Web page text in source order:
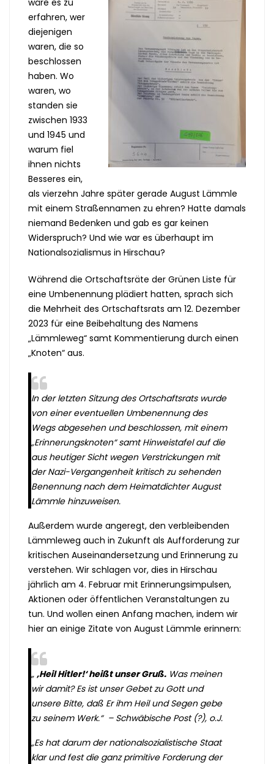
wäre es zu
erfahren, wer
diejenigen
waren, die so
beschlossen
haben. Wo
waren, wo
standen sie
zwischen 1933
und 1945 und
warum fiel
ihnen nichts
Besseres ein,
als vierzehn Jahre später gerade August Lämmle
mit einem Straßennamen zu ehren? Hatte damals
niemand Bedenken und gab es gar keinen
Widerspruch? Und wie war es überhaupt im
Nationalsozialismus in Hirschau?
Während die Ortschaftsräte der Grünen Liste für
eine Umbenennung plädiert hatten, sprach sich
die Mehrheit des Ortschaftsrats am 12. Dezember
2023 für eine Beibehaltung des Namens
„Lämmleweg“ samt Kommentierung durch einen
„Knoten“ aus.
In der letzten Sitzung des Ortschaftsrats wurde
von einereventuellen Umbenennung des
Wegs abgesehen und beschlossen, mit einem
„Erinnerungsknoten“ samtHinweistafel auf die
aus heutiger Sicht wegen Verstrickungen mit
der Nazi-Vergangenheit kritisch zu sehenden
Benennung nach dem Heimatdichter August
Lämmle hinzuweisen.
Außerdem wurde angeregt, den verbleibenden
Lämmleweg auch in Zukunft als Aufforderung zur
kritischen Auseinandersetzung und Erinnerung zu
verstehen. Wir schlagen vor, dies in Hirschau
jährlich am 4. Februar mit Erinnerungsimpulsen,
Aktionen oder öffentlichen Veranstaltungen zu
tun. Und wollen einen Anfang machen, indem wir
hier an einige Zitate von August Lämmle erinnern:
„ ‚Heil Hitler!‘ heißt unser Gruß. Was meinen
wir damit? Es ist unser Gebet zu Gott und
unsere Bitte, daß Er ihm Heil und Segen gebe
zu seinem Werk.“ – Schwäbische Post (?), o.J.
„Es hat darum der nationalsozialistische Staat
klar und fest die ganz primitive Forderung der